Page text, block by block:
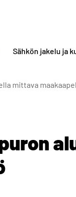
Sähkön jakelu ja
mittava